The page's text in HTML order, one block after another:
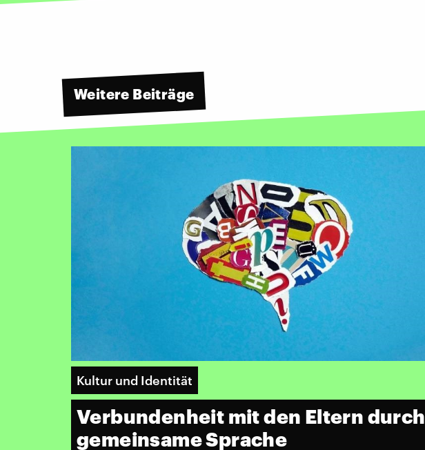
Weitere Beiträge
Kultur und Identität
Verbundenheit mit den Eltern durch
gemeinsame Sprache